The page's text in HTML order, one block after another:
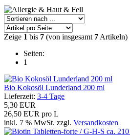
Zeige 1 bis 7 (von insgesamt 7 Artikeln)
Seiten:
1
Bio Kokosöl Lunderland 200 ml
Lieferzeit: 3-4 Tage
5,30 EUR
26,50 EUR pro L
inkl. 7 % MwSt. zzgl. Versandkosten